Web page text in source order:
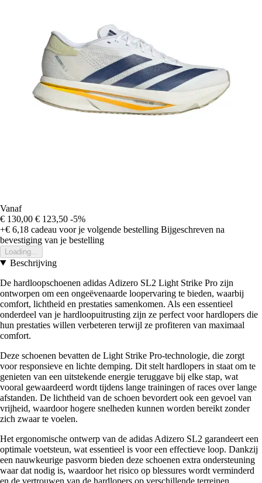
Vanaf
€ 130,00 € 123,50 -5%
+€ 6,18 cadeau voor je volgende bestelling Bijgeschreven na
bevestiging van je bestelling
Loading...
Beschrijving
De hardloopschoenen adidas Adizero SL2 Light Strike Pro zijn
ontworpen om een ongeëvenaarde loopervaring te bieden, waarbij
comfort, lichtheid en prestaties samenkomen. Als een essentieel
onderdeel van je hardloopuitrusting zijn ze perfect voor hardlopers die
hun prestaties willen verbeteren terwijl ze profiteren van maximaal
comfort.
Deze schoenen bevatten de Light Strike Pro-technologie, die zorgt
voor responsieve en lichte demping. Dit stelt hardlopers in staat om te
genieten van een uitstekende energie teruggave bij elke stap, wat
vooral gewaardeerd wordt tijdens lange trainingen of races over lange
afstanden. De lichtheid van de schoen bevordert ook een gevoel van
vrijheid, waardoor hogere snelheden kunnen worden bereikt zonder
zich zwaar te voelen.
Het ergonomische ontwerp van de adidas Adizero SL2 garandeert een
optimale voetsteun, wat essentieel is voor een effectieve loop. Dankzij
een nauwkeurige pasvorm bieden deze schoenen extra ondersteuning
waar dat nodig is, waardoor het risico op blessures wordt verminderd
en de vertrouwen van de hardlopers op verschillende terreinen